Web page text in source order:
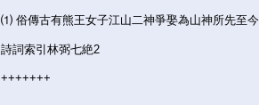
⑴ 俗傳古有熊王女子江山二神爭娶為山神所先至今
詩詞索引林弼七絶2
+++++++